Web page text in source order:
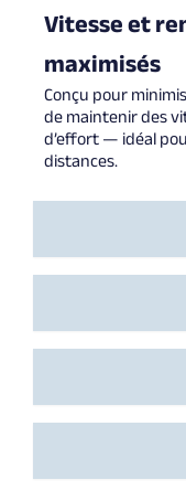
Vitesse et
maximisés
Conçu pour
de maintenir des
d’effort — idéal
distances.